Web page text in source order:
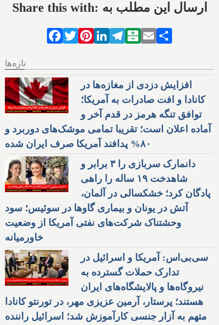
Share this with: ارسال این مطلب به
Facebook
TwitterPinterestLinkedIn
Telegram
Balatarin
Email
تازه‌ها
افزایش دزدی از مغازه‌ها در
کانادا و افت صادرات به آمریکا؛
توافق تنگه هرمز در قدم آخر و
آماده اعلان است؛ تقریبا تمامی موشک‌های دوربرد و
۸۰% پدافند آمریکا صرف ایران شده
دانمارک سربازی را ۳ برابر و
شاهدخت ۱۹ ساله را راهی
پادگان کرد؛ خشکسالی در آلمان،
آتش در یونان و بیماری گاوها در سوئیس؛ سود
وحشتناک شرکت‌های نفتی آمریکا از وضعیت
خاورمیانه
سی‌بی‌اس: آمریکا و اسرائیل در
تدارک حملات گسترده به
نیروگاه‌ها و پالایشگاه‌های ایران
هستند؛ پرستار، آرمین عزیزی مهر، در تورنتو کانادا
متهم به آزار جنسی کارآموزش شد؛ اسرائیل راننده